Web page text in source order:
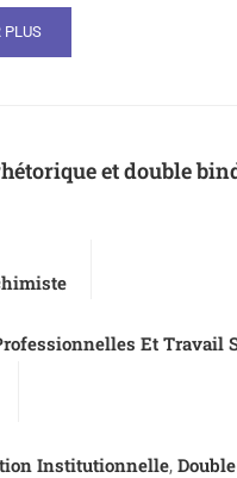
PLUS
et double
Et Travail
Institutionnelle,